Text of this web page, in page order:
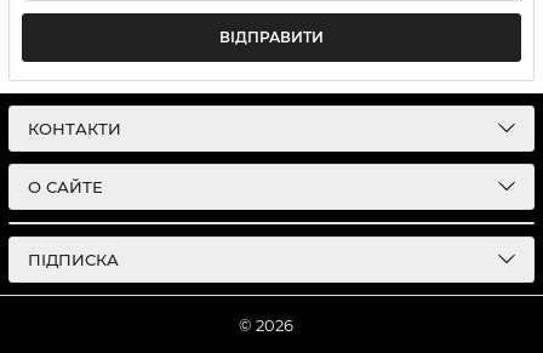
ВІДПРАВИТИ
КОНТАКТИ
О САЙТЕ
ПІДПИСКА
© 2026